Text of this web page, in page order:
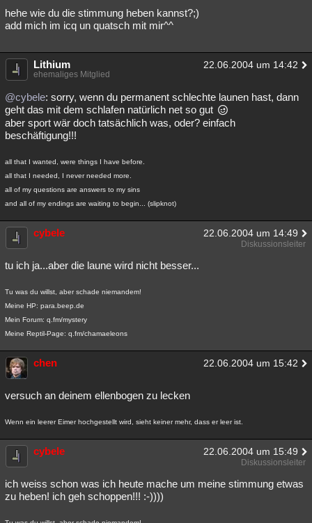
hehe wie du die stimmung heben kannst?;)
add mich im icq un quatsch mit mir^^
Lithium 22.06.2004 um 14:42
ehemaliges Mitglied
@cybele: sorry, wenn du permanent schlechte launen hast, dann
geht das mit dem schlafen natürlich net so gut
aber sport wär doch tatsächlich was, oder? einfach
beschäftigung!!!
all that I wanted, were things I have before.
all that I needed, I never needed more.
all of my questions are answers to my sins
and all of my endings are waiting to begin... (slipknot)
cybele 22.06.2004 um 14:49
Diskussionsleiter
tu ich ja...aber die laune wird nicht besser...
Tu was du willst, aber schade niemandem!
Meine HP: para.beep.de
Mein Forum: q.fm/mystery
Meine Reptil-Page: q.fm/chamaeleons
chen 22.06.2004 um 15:42
versuch an deinem ellenbogen zu lecken
Wenn ein leerer Eimer hochgestellt wird, sieht keiner mehr, dass er leer ist.
cybele 22.06.2004 um 15:49
Diskussionsleiter
ich weiss schon was ich heute mache um meine stimmung etwas
zu heben! ich geh schoppen!!! :-))))